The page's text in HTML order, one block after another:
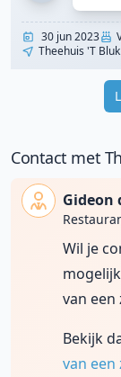
30 jun 2023
Theehuis 't Bluk
Contact met
Gideon
Wil je
van een
Bekijk
van een